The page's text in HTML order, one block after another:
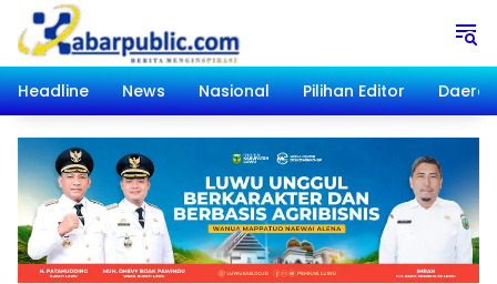
Langsung
konten
Headline
News Nasional Pilihan Editor Daerah